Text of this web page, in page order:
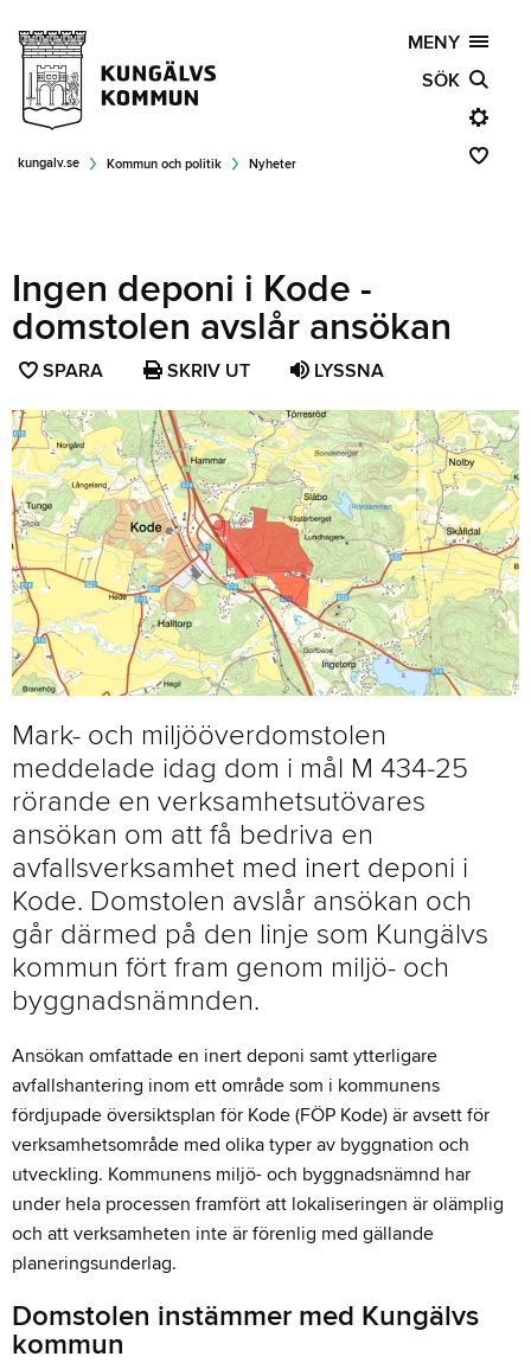
MENY
SÖK
kungalv.se Kommun och politik Nyheter
Ingen deponi i Kode -
domstolen avslår ansökan
SPARA SPARA
SOM
FAVORIT
SKRIV UT LYSSNA
Mark- och miljööverdomstolen
meddelade idag dom i mål M 434‑25
rörande en verksamhetsutövares
ansökan om att få bedriva en
avfallsverksamhet med inert deponi i
Kode. Domstolen avslår ansökan och
går därmed på den linje som Kungälvs
kommun fört fram genom miljö- och
byggnadsnämnden.
Ansökan omfattade en inert deponi samt ytterligare
avfallshantering inom ett område som i kommunens
fördjupade översiktsplan för Kode (FÖP Kode) är avsett för
verksamhetsområde med olika typer av byggnation och
utveckling. Kommunens miljö- och byggnadsnämnd har
under hela processen framfört att lokaliseringen är olämplig
och att verksamheten inte är förenlig med gällande
planeringsunderlag.
Domstolen instämmer med Kungälvs
kommun